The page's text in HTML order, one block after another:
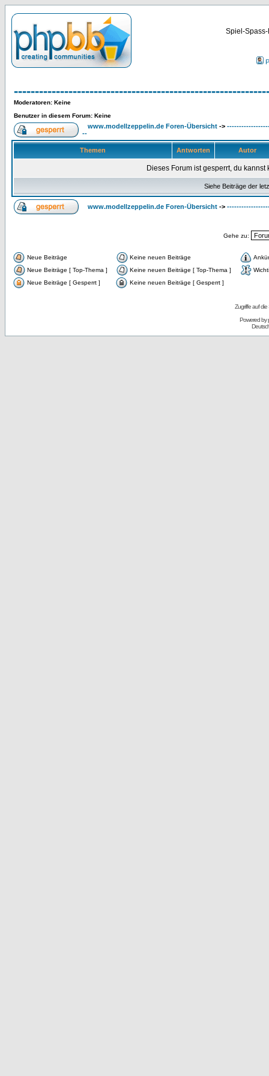
Spiel-
Moderatoren: Keine
Benutzer in diesem Forum: Keine
www.modellzeppelin.de Foren-Übersicht ->
--
Themen Antworten Autor
Dieses Forum ist gesperrt, du
Siehe Beiträge der
www.modellzeppelin.de Foren-Übersicht ->
Gehe zu:
Neue Beiträge Keine neuen Beiträge
Neue Beiträge [ Top-Thema ]
Keine neuen Beiträge [ Top-Thema ]
Neue Beiträge [ Gesperrt ]
Keine neuen Beiträge [ Gesperrt ]
Zugriffe auf
Powered by